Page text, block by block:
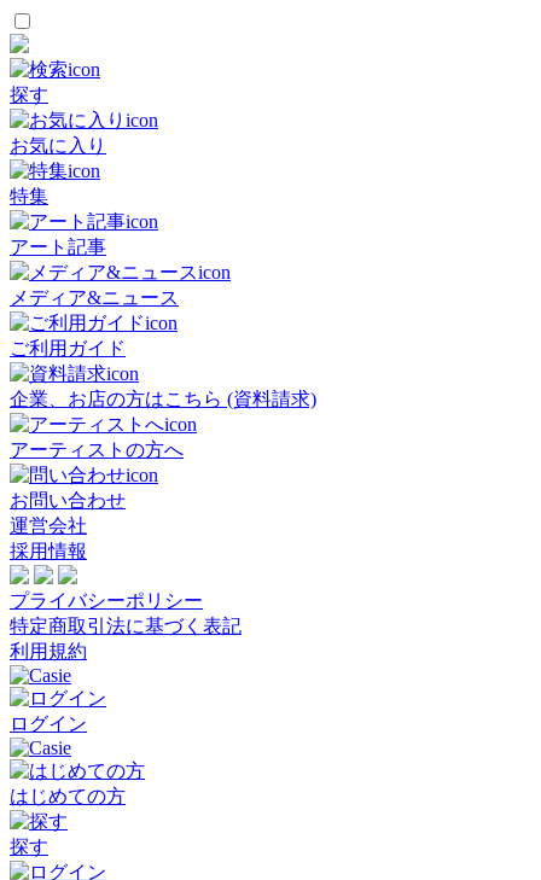
探す
お気に入り
特集
アート記事
メディア&ニュース
ご利用ガイド
企業、お店の方はこちら (資料請求)
アーティストの方へ
お問い合わせ
運営会社
採用情報
プライバシーポリシー
特定商取引法に基づく表記
利用規約
ログイン
はじめての方
探す